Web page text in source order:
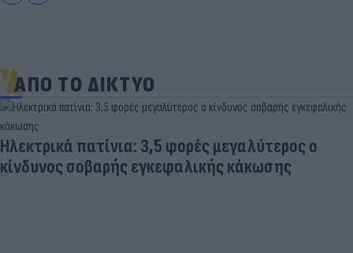
ΑΠΟ ΤΟ ΔΙΚΤΥΟ